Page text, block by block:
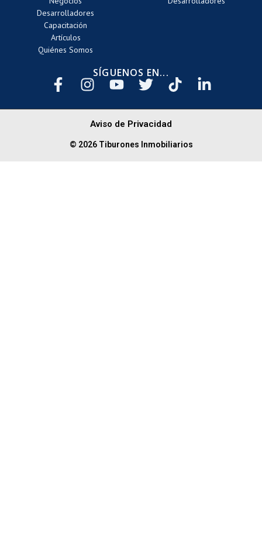
Desarrolladores
Capacitación
Artículos
Quiénes Somos
SÍGUENOS EN...
Aviso de Privacidad
© 2026 Tiburones Inmobiliarios